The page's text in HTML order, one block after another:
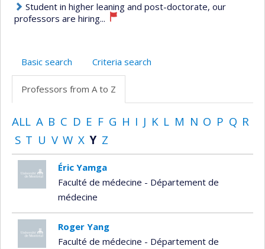
Student in higher leaning and post-doctorate, our
professors are hiring...
Basic search Criteria search
Professors from A to Z
ALL A B C D E F G H I J K L M N O P Q R
S T U V W X Y Z
Éric Yamga
Faculté de médecine - Département de
médecine
Roger Yang
Faculté de médecine - Département de